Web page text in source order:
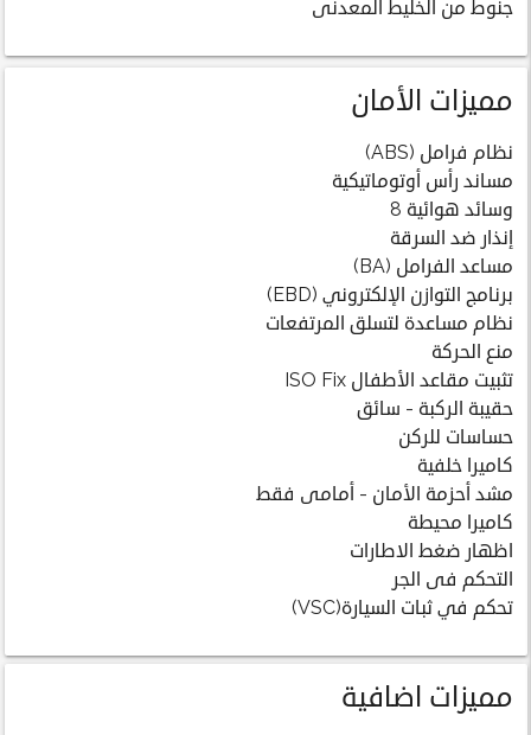
جنوط من الخليط المعدنى
مميزات الأمان
نظام فرامل (ABS)
مساند رأس أوتوماتيكية
وسائد هوائية 8
إنذار ضد السرقة
مساعد الفرامل (BA)
برنامج التوازن الإلكتروني (EBD)
نظام مساعدة لتسلق المرتفعات
منع الحركة
تثبيت مقاعد الأطفال ISO Fix
حقيبة الركبة - سائق
حساسات للركن
كاميرا خلفية
مشد أحزمة الأمان - أمامى فقط
كاميرا محيطة
اظهار ضغط الاطارات
التحكم فى الجر
تحكم في ثبات السيارة(VSC)
مميزات اضافية